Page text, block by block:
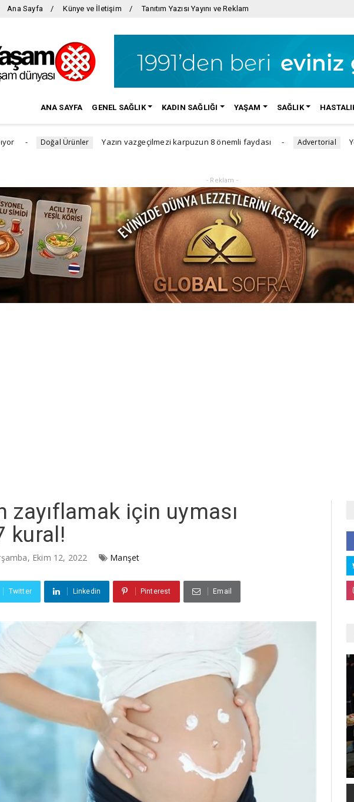
Ana Sayfa Künye ve İletişim Tanıtım Yazısı Yayını ve Reklam
ANA SAYFA GENEL SAĞLIK KADIN SAĞLIĞI YAŞAM SAĞLIK
Ürünler Yazın vazgeçilmezi karpuzun 8 önemli faydası Advertorial
- Reklam -
zayıflamak için uyması
kural!
Ekim 12, 2022 Manşet
Twitter Linkedin Pinterest Email